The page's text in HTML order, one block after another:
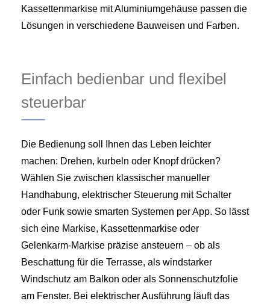
Kassettenmarkise mit Aluminiumgehäuse passen die
Lösungen in verschiedene Bauweisen und Farben.
Einfach bedienbar und flexibel
steuerbar
Die Bedienung soll Ihnen das Leben leichter
machen: Drehen, kurbeln oder Knopf drücken?
Wählen Sie zwischen klassischer manueller
Handhabung, elektrischer Steuerung mit Schalter
oder Funk sowie smarten Systemen per App. So lässt
sich eine Markise, Kassettenmarkise oder
Gelenkarm-Markise präzise ansteuern – ob als
Beschattung für die Terrasse, als windstarker
Windschutz am Balkon oder als Sonnenschutzfolie
am Fenster. Bei elektrischer Ausführung läuft das